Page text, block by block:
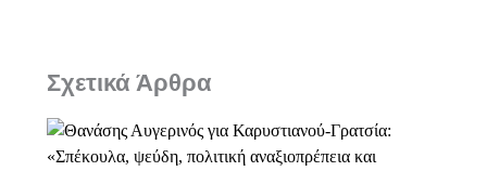
Σχετικά Άρθρα